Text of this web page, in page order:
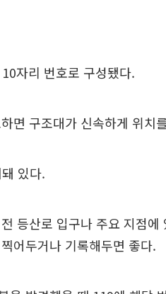
자리 번호로 구성됐다.
면 구조대가 신속하게 위치
있다.
등산로 입구나 주요 지점
어두거나 기록해두면 좋다.